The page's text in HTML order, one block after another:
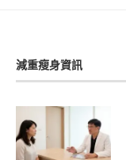
減重瘦身資訊